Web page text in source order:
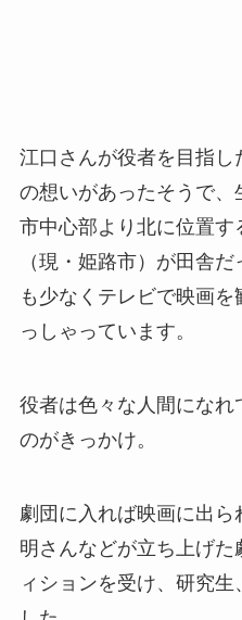
江口さんが役者を目指し
の想いがあったそうで
市中心部より北に位置す
（現・姫路市）が田舎
も少なくテレビで映画
っしゃっています。
役者は色々な人間になれ
のがきっかけ。
劇団に入れば映画に出
明さんなどが立ち上げ
ィションを受け、研究